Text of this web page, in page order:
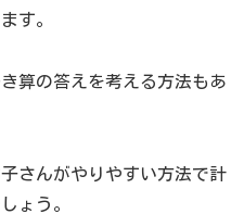
す。
算の答えを考える方法もあ
さんがやりやすい方法で計
ょう。